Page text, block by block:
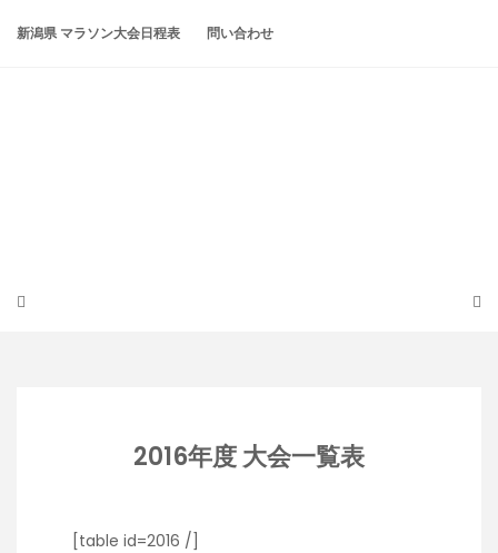
新潟県 マラソン大会日程表 問い合わせ
2016年度 大会一覧表
[table id=2016 /]